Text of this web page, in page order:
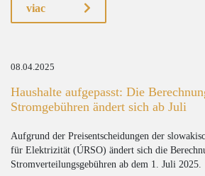
viac
08.04.2025
Haushalte aufgepasst: Die
Stromgebühren ändert sich ab Juli
Aufgrund der Preisentscheidungen der
für Elektrizität (ÚRSO) ändert sich die
Stromverteilungsgebühren ab dem 1. Juli 2025.